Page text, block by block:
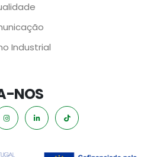
Industrial
NOS